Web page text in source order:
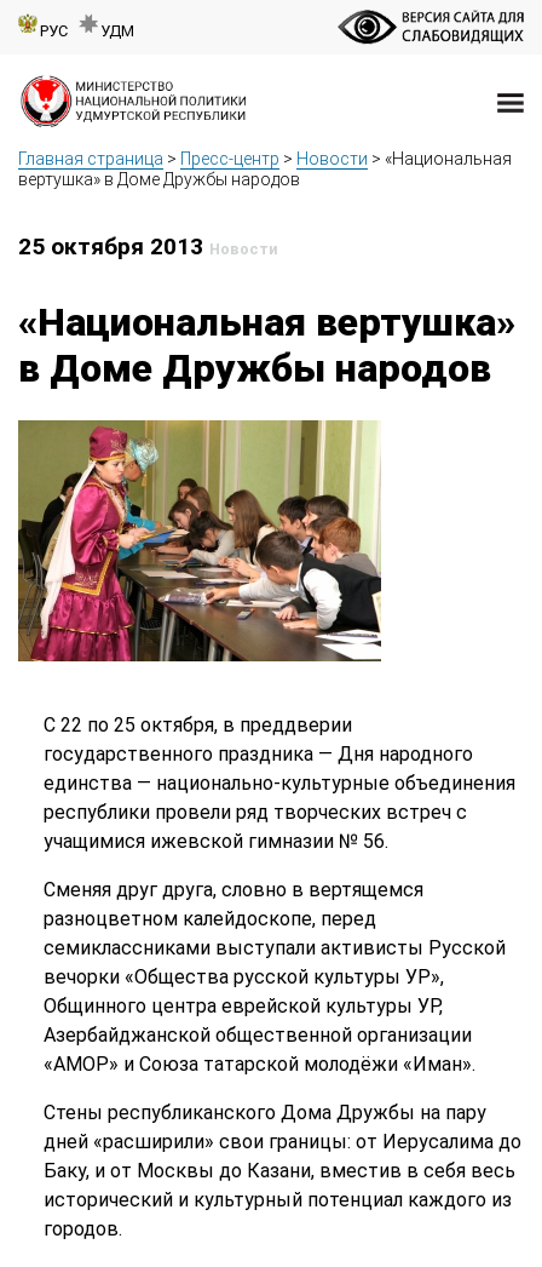
РУС УДМ
Главная страница > Пресс-центр > Новости > «Национальная
вертушка» в Доме Дружбы народов
25 октября 2013 Новости
«Национальная вертушка»
в Доме Дружбы народов
С 22 по 25 октября, в преддверии
государственного праздника — Дня народного
единства — национально-культурные объединения
республики провели ряд творческих встреч с
учащимися ижевской гимназии № 56.
Сменяя друг друга, словно в вертящемся
разноцветном калейдоскопе, перед
семиклассниками выступали активисты Русской
вечорки «Общества русской культуры УР»,
Общинного центра еврейской культуры УР,
Азербайджанской общественной организации
«АМОР» и Союза татарской молодёжи «Иман».
Стены республиканского Дома Дружбы на пару
дней «расширили» свои границы: от Иерусалима до
Баку, и от Москвы до Казани, вместив в себя весь
исторический и культурный потенциал каждого из
городов.